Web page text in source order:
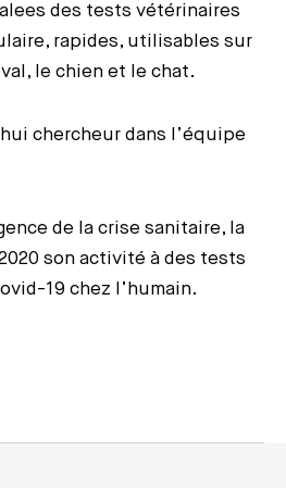
des tests vétérinaires
rapides, utilisables sur
le chien et le chat.
chercheur dans l’équipe
de la crise sanitaire, la
son activité à des tests
19 chez l’humain.